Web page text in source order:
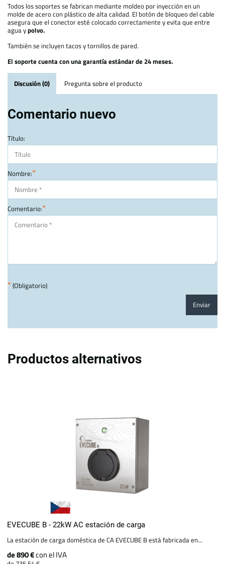
Todos los soportes se fabrican mediante moldeo por inyección en un
molde de acero con plástico de alta calidad. El botón de bloqueo del cable
asegura que el conector esté colocado correctamente y evita que entre
agua ypolvo.
También se incluyen tacos y tornillos de pared.
El soporte cuenta con una garantía estándar de 24 meses.
Discusión (0) Pregunta sobre el producto
Comentario nuevo
Título:
Nombre:*
Comentario:*
*(Obligatorio)
Enviar
Productos alternativos
EVECUBE B - 22kW AC estación de carga
La estación de carga doméstica de CA EVECUBE B está fabricada en...
de 890 €con el IVA